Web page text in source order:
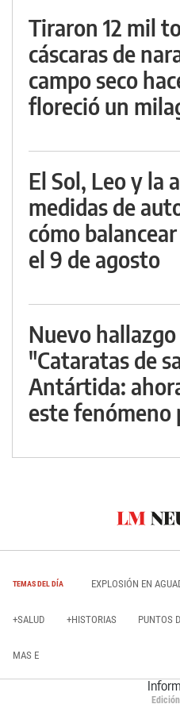
Tiraron 12 mil
cáscaras de
campo seco
floreció un
El Sol, Leo y la
medidas de
cómo
el 9 de agosto
Nuevo hallazgo
"Cataratas de
Antártida:
este
TEMAS DEL DÍA EXPLOSIÓN EN
+SALUD +HISTORIAS PUNTOS
MAS E